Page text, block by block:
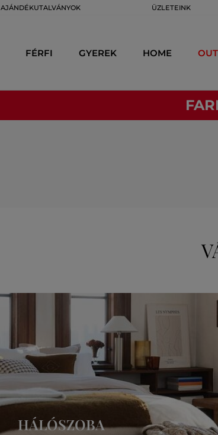
AJÁNDÉKUTALVÁNYOK ÜZLETEINK
FÉRFI GYEREK HOME